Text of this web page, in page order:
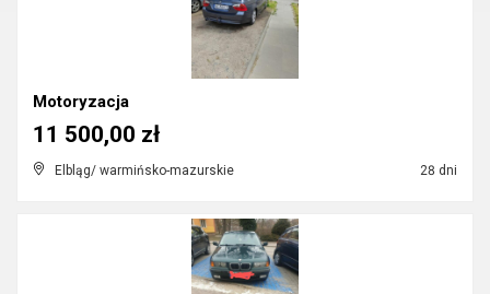
Motoryzacja
Elbląg/ warmińsko-mazurskie 28 dni
11 500,00 zł